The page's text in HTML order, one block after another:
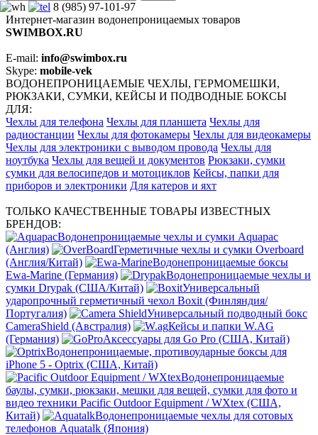
8 (985) 97-101-97
Интернет-магазин водонепроницаемых товаров
SWIMBOX.RU
E-mail: info@swimbox.ru
Skype: mobile-vek
ВОДОНЕПРОНИЦАЕМЫЕ ЧЕХЛЫ, ГЕРМОМЕШКИ,
РЮКЗАКИ, СУМКИ, КЕЙСЫ И ПОДВОДНЫЕ БОКСЫ
ДЛЯ:
Чехлы для телефона Чехлы для планшета Чехлы для
радиостанции Чехлы для фотокамеры Чехлы для видеокамеры
Чехлы для электроники с выводом провода Чехлы для
ноутбука Чехлы для вещей и документов Рюкзаки, сумки
сумки для велосипедов и мотоциклов Кейсы, папки для
приборов и электроники Для катеров и яхт
ТОЛЬКО КАЧЕСТВЕННЫЕ ТОВАРЫ ИЗВЕСТНЫХ
БРЕНДОВ:
Водонепроницаемые чехлы и сумки Aquapac
(Англия)
Герметичные чехлы и сумки Overboard
(Англия/Китай)
Водонепроницаемые боксы
Ewa-Marine (Германия)
Водонепроницаемые чехлы и
сумки Drypak (США/Китай)
Универсальный
ударопрочный герметичный чехол Boxit (Финляндия/
Португалия)
Универсальный подводный бокс
CameraShield (Австралия)
Кейсы и папки W.AG
(Германия)
Аксессуары для Go Pro (США, Китай)
Водонепроницаемые, противоударные боксы для
iPhone 5 - Optrix (США, Китай)
Водонепроницаемые
баулы, сумки, рюкзаки, мешки для вещей, сумки для фото и
видео техники Pacific Outdoor Equipment / WXtex (США,
Китай)
Водонепроницаемые чехлы для сотовых
телефонов Aquatalk (Япония)